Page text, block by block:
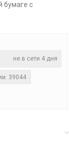
бумаге с
не в сети 4 дня
39044